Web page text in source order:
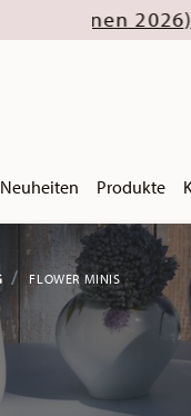
Produkte
FLOWER MINIS